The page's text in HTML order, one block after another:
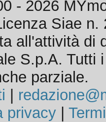
- 2026
Siae n.
all'attività di
S.p.A. Tutti
parziale.
privacy|